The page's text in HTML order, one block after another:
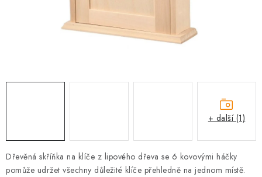
Reklamace a vrácení zboží
Dřeviny a certifikáty
Pro firmy
Dřevěná skříňka na klíče z lipového dřeva se 6 kovovými háčky
pomůže udržet všechny důležité klíče přehledně na jednom místě.
+ další (1)